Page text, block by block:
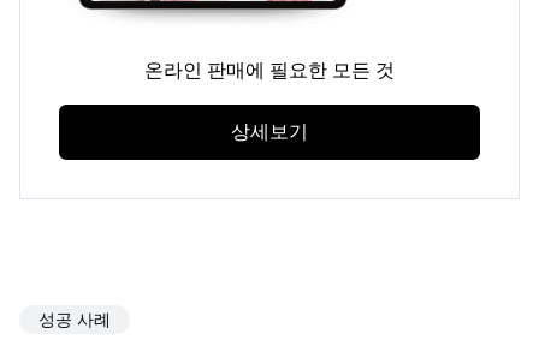
온라인 판매에 필요한 모든 것
상세보기
성공 사례